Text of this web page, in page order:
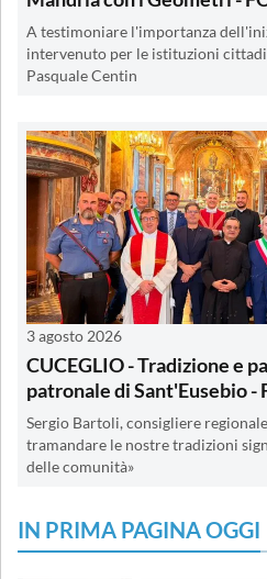
A testimoniare l'importanza
intervenuto per le istituzioni
Pasquale Centin
3 agosto 2026
CUCEGLIO - Tradizione e
patronale di Sant'Eusebio -
Sergio Bartoli, consigliere
tramandare le nostre tradizioni
delle comunità»
IN PRIMA PAGINA OGGI